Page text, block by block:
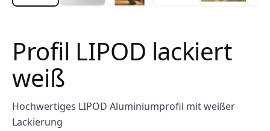
Profil LIPOD lackiert
weiß
Hochwertiges LIPOD Aluminiumprofil mit weißer
Lackierung